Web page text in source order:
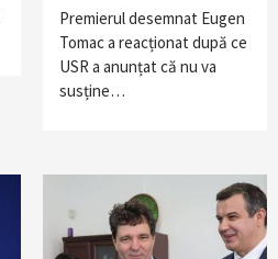
Premierul desemnat Eugen
Tomac a reacționat după ce
USR a anunțat că nu va
susține…